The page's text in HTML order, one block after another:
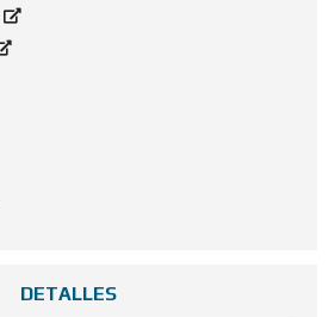
DETALLES